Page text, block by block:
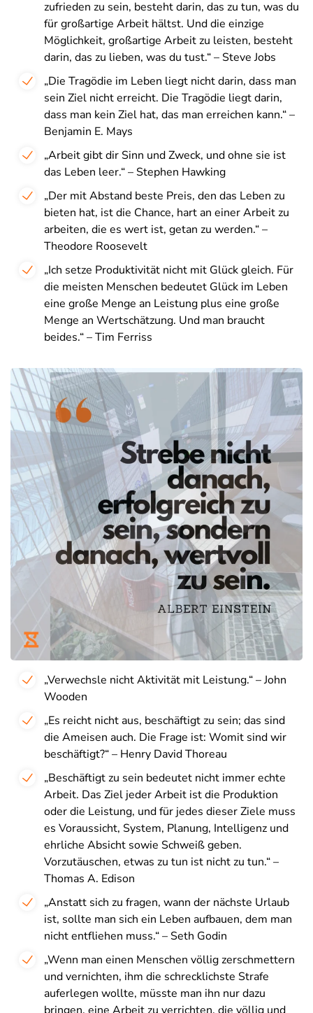
zufrieden zu sein, besteht darin, das zu tun, was du
für großartige Arbeit hältst. Und die einzige
Möglichkeit, großartige Arbeit zu leisten, besteht
darin, das zu lieben, was du tust.“ – Steve Jobs
„Die Tragödie im Leben liegt nicht darin, dass man
sein Ziel nicht erreicht. Die Tragödie liegt darin,
dass man kein Ziel hat, das man erreichen kann.“ –
Benjamin E. Mays
„Arbeit gibt dir Sinn und Zweck, und ohne sie ist
das Leben leer.“ – Stephen Hawking
„Der mit Abstand beste Preis, den das Leben zu
bieten hat, ist die Chance, hart an einer Arbeit zu
arbeiten, die es wert ist, getan zu werden.“ –
Theodore Roosevelt
„Ich setze Produktivität nicht mit Glück gleich. Für
die meisten Menschen bedeutet Glück im Leben
eine große Menge an Leistung plus eine große
Menge an Wertschätzung. Und man braucht
beides.“ – Tim Ferriss
„Verwechsle nicht Aktivität mit Leistung.“ – John
Wooden
„Es reicht nicht aus, beschäftigt zu sein; das sind
die Ameisen auch. Die Frage ist: Womit sind wir
beschäftigt?“ – Henry David Thoreau
„Beschäftigt zu sein bedeutet nicht immer echte
Arbeit. Das Ziel jeder Arbeit ist die Produktion
oder die Leistung, und für jedes dieser Ziele muss
es Voraussicht, System, Planung, Intelligenz und
ehrliche Absicht sowie Schweiß geben.
Vorzutäuschen, etwas zu tun ist nicht zu tun.“ –
Thomas A. Edison
„Anstatt sich zu fragen, wann der nächste Urlaub
ist, sollte man sich ein Leben aufbauen, dem man
nicht entfliehen muss.“ – Seth Godin
„Wenn man einen Menschen völlig zerschmettern
und vernichten, ihm die schrecklichste Strafe
auferlegen wollte, müsste man ihn nur dazu
bringen, eine Arbeit zu verrichten, die völlig und